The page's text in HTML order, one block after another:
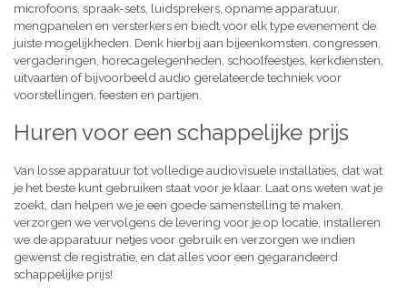
microfoons, spraak-sets, luidsprekers, opname apparatuur,
mengpanelen en versterkers en biedt voor elk type evenement de
juiste mogelijkheden. Denk hierbij aan bijeenkomsten, congressen,
vergaderingen, horecagelegenheden, schoolfeestjes, kerkdiensten,
uitvaarten of bijvoorbeeld audio gerelateerde techniek voor
voorstellingen, feesten en partijen.
Huren voor een schappelijke prijs
Van losse apparatuur tot volledige audiovisuele installaties, dat wat
je het beste kunt gebruiken staat voor je klaar. Laat ons weten wat je
zoekt, dan helpen we je een goede samenstelling te maken,
verzorgen we vervolgens de levering voor je op locatie, installeren
we de apparatuur netjes voor gebruik en verzorgen we indien
gewenst de registratie, en dat alles voor een gegarandeerd
schappelijke prijs!